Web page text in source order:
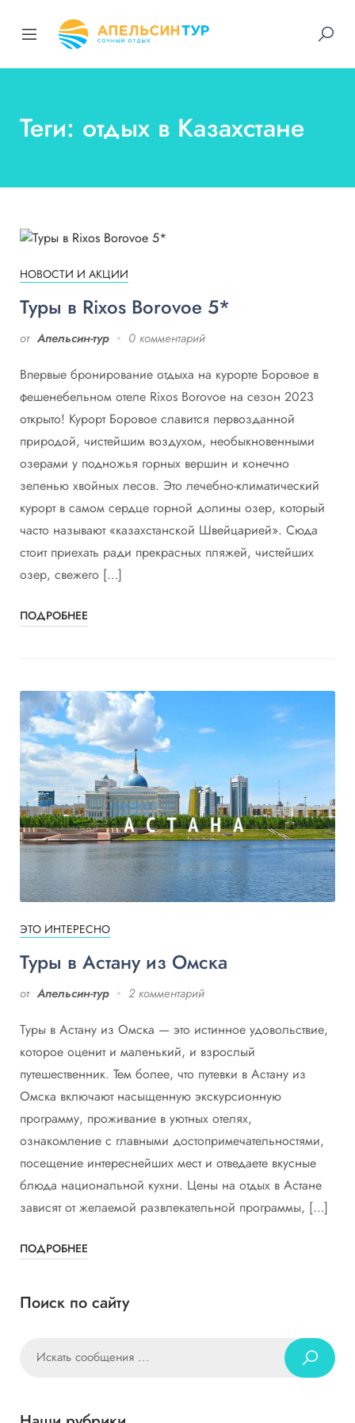
Теги: отдых в Казахстане
НОВОСТИ И АКЦИИ
Туры в Rixos Borovoe 5*
от Апельсин-тур 0 комментарий
Впервые бронирование отдыха на курорте Боровое в
фешенебельном отеле Rixos Borovoe на сезон 2023
открыто! Курорт Боровое славится первозданной
природой, чистейшим воздухом, необыкновенными
озерами у подножья горных вершин и конечно
зеленью хвойных лесов. Это лечебно-климатический
курорт в самом сердце горной долины озер, который
часто называют «казахстанской Швейцарией». Сюда
стоит приехать ради прекрасных пляжей, чистейших
озер, свежего […]
ПОДРОБНЕЕ
ЭТО ИНТЕРЕСНО
Туры в Астану из Омска
от Апельсин-тур 2 комментарий
Туры в Астану из Омска — это истинное удовольствие,
которое оценит и маленький, и взрослый
путешественник. Тем более, что путевки в Астану из
Омска включают насыщенную экскурсионную
программу, проживание в уютных отелях,
ознакомление с главными достопримечательностями,
посещение интереснейших мест и отведаете вкусные
блюда национальной кухни. Цены на отдых в Астане
зависят от желаемой развлекательной программы, […]
ПОДРОБНЕЕ
Поиск по сайту